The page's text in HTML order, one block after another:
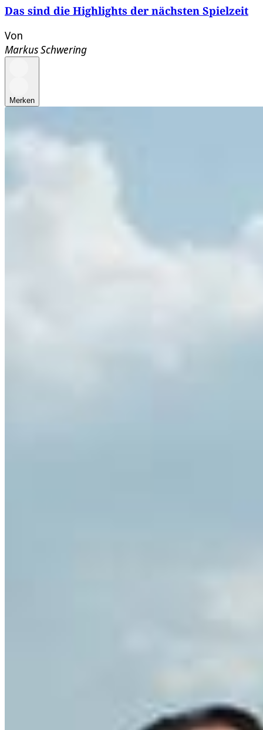
Das sind die Highlights der nächsten Spielzeit
Von
Markus Schwering
Merken